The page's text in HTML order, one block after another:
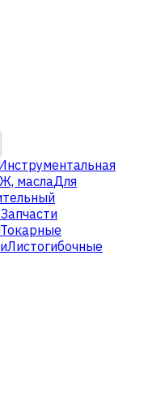
маслаДля
Запчасти
Токарные
Листогибочные